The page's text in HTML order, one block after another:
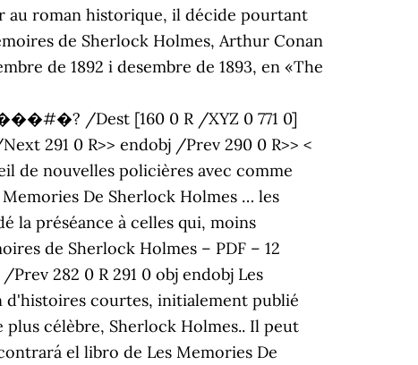
au roman historique, il décide pourtant
de Sherlock Holmes, Arthur Conan
de 1892 i desembre de 1893, en «The
/Dest [160 0 R /XYZ 0 771 0]
291 0 R>> endobj /Prev 290 0 R>> <
de nouvelles policières avec comme
De Sherlock Holmes … les
la préséance à celles qui, moins
de Sherlock Holmes – PDF – 12
282 0 R 291 0 obj endobj Les
d'histoires courtes, initialement publié
célèbre, Sherlock Holmes.. Il peut
el libro de Les Memories De